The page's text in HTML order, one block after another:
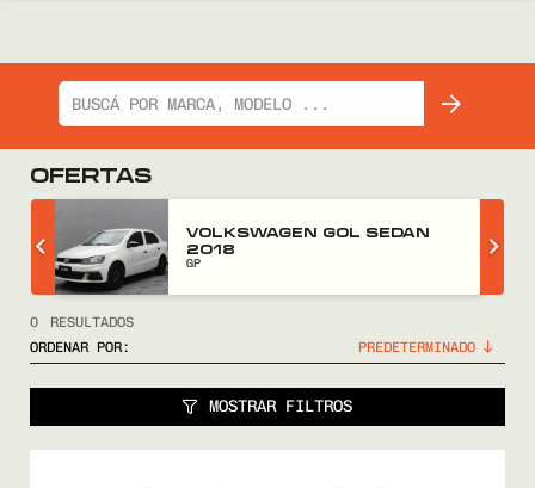
OFERTAS
VOLKSWAGEN GOL SEDAN
2018
GP
0
RESULTADOS
ORDENAR POR:
MOSTRAR FILTROS